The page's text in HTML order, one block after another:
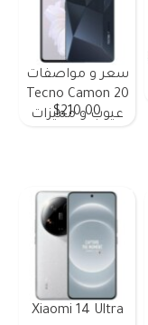
سعر و مواصفات
Tecno Camon 20
عيوب و مميزات
$210.00
Xiaomi 14 Ultra